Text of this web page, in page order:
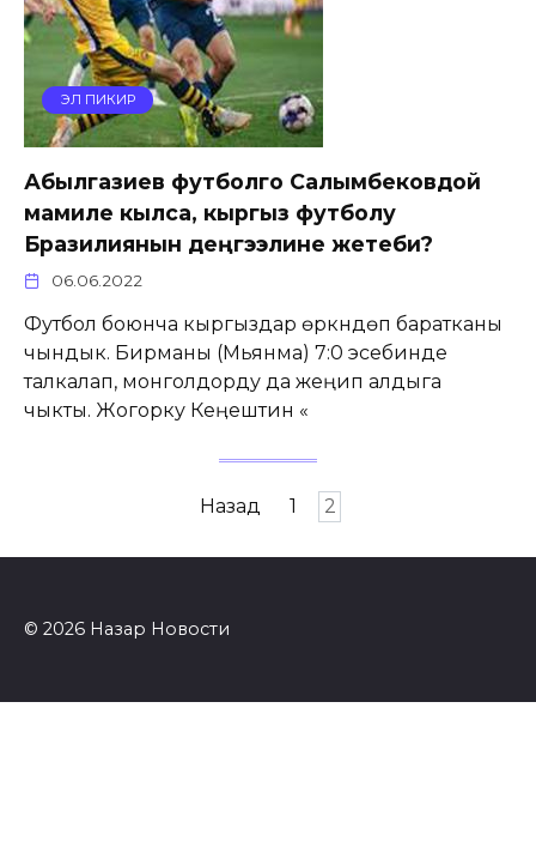
ЭЛ ПИКИР
Абылгазиев футболго Салымбековдой
мамиле кылса, кыргыз футболу
Бразилиянын деңгээлине жетеби?
06.06.2022
Футбол боюнча кыргыздар өркүндөп баратканы
чындык. Бирманы (Мьянма) 7:0 эсебинде
талкалап, монголдорду да жеңип алдыга
чыкты. Жогорку Кеӊештин «
Назад 1 2
© 2026 Назар Новости